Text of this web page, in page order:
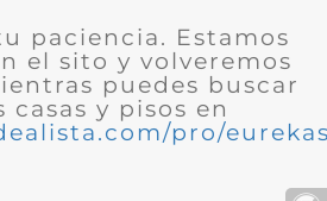
paciencia. Estamos
el sito y volveremos
puedes buscar
casas y pisos en
pro/